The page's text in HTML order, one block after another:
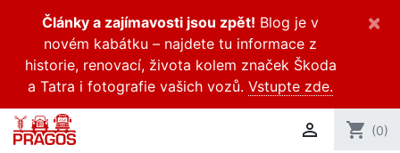
Články a zajímavosti jsou zpět! Blog je v
novém kabátku – najdete tu informace z
historie, renovací, života kolem značek Škoda
a Tatra i fotografie vašich vozů. Vstupte zde.
×
 shopping_cart (0)